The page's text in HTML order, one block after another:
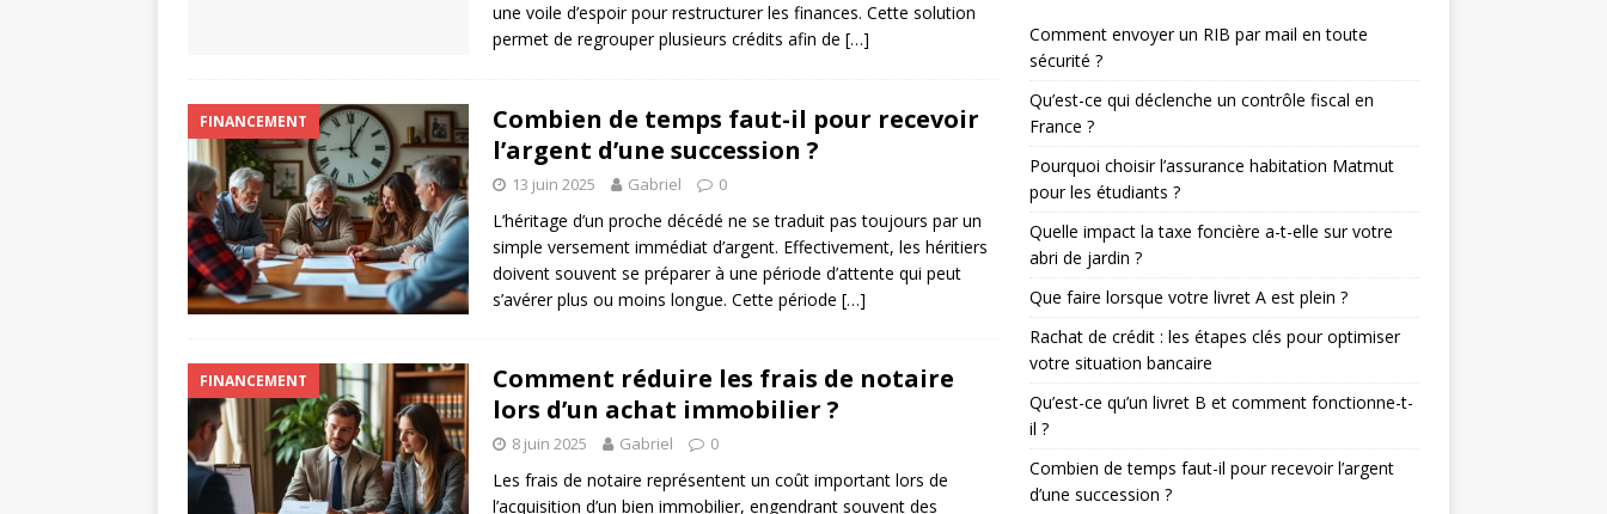
une voile d’espoir pour restructurer les finances. Cette solution
permet de regrouper plusieurs crédits afin de […]
FINANCEMENT
Combien de temps faut-il pour recevoir
l’argent d’une succession ?
13 juin 2025 Gabriel 0
L’héritage d’un proche décédé ne se traduit pas toujours par un
simple versement immédiat d’argent. Effectivement, les héritiers
doivent souvent se préparer à une période d’attente qui peut
s’avérer plus ou moins longue. Cette période […]
FINANCEMENT
Comment réduire les frais de notaire
lors d’un achat immobilier ?
8 juin 2025 Gabriel 0
Les frais de notaire représentent un coût important lors de
l’acquisition d’un bien immobilier, engendrant souvent des
Comment envoyer un RIB par mail en toute
sécurité ?
Qu’est-ce qui déclenche un contrôle fiscal en
France ?
Pourquoi choisir l’assurance habitation Matmut
pour les étudiants ?
Quelle impact la taxe foncière a-t-elle sur votre
abri de jardin ?
Que faire lorsque votre livret A est plein ?
Rachat de crédit : les étapes clés pour optimiser
votre situation bancaire
Qu’est-ce qu’un livret B et comment fonctionne-t-
il ?
Combien de temps faut-il pour recevoir l’argent
d’une succession ?